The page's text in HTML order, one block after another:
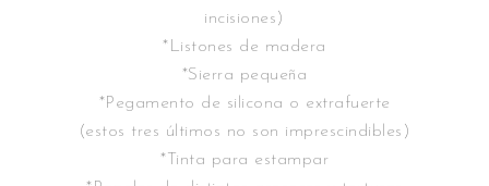
incisiones)
*Listones de madera
*Sierra pequeña
*Pegamento de silicona o extrafuerte
(estos tres últimos no son imprescindibles)
*Tinta para estampar